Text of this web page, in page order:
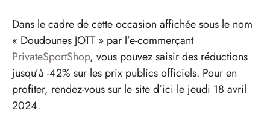
Dans le cadre de cette occasion affichée sous le nom
« Doudounes JOTT » par l’e-commerçant
PrivateSportShop, vous pouvez saisir des réductions
jusqu’à -42% sur les prix publics officiels. Pour en
profiter, rendez-vous sur le site d’ici le jeudi 18 avril
2024.